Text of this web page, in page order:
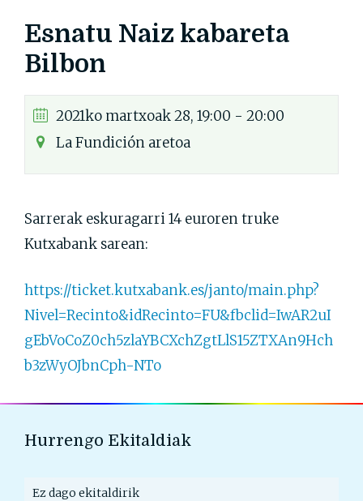
Esnatu Naiz kabareta
Bilbon
2021ko martxoak 28, 19:00 - 20:00
La Fundición aretoa
Sarrerak eskuragarri 14 euroren truke
Kutxabank sarean:
https://ticket.kutxabank.es/janto/main.php?
Nivel=Recinto&idRecinto=FU&fbclid=IwAR2uI
gEbVoCoZ0ch5zlaYBCXchZgtLlS15ZTXAn9Hch
b3zWyOJbnCph-NTo
Hurrengo Ekitaldiak
Ez dago ekitaldirik